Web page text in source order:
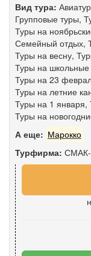
Вид тура:
Групповые туры,
Туры на
Семейный отдых,
Туры на весну,
Туры на школьные
Туры на 23
Туры на летние
Туры на 1 января,
Туры на
А еще: Марокко
Турфирма: